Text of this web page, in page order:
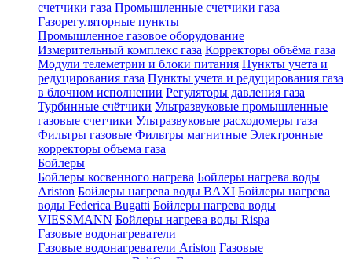
счетчики газа Промышленные счетчики газа
Газорегуляторные пункты
Промышленное газовое оборудование
Измерительный комплекс газа Корректоры объёма газа
Модули телеметрии и блоки питания Пункты учета и
редуцирования газа Пункты учета и редуцирования газа
в блочном исполнении Регуляторы давления газа
Турбинные счётчики Ультразвуковые промышленные
газовые счетчики Ультразвуковые расходомеры газа
Фильтры газовые Фильтры магнитные Электронные
корректоры объема газа
Бойлеры
Бойлеры косвенного нагрева Бойлеры нагрева воды
Ariston Бойлеры нагрева воды BAXI Бойлеры нагрева
воды Federica Bugatti Бойлеры нагрева воды
VIESSMANN Бойлеры нагрева воды Rispa
Газовые водонагреватели
Газовые водонагреватели Ariston Газовые